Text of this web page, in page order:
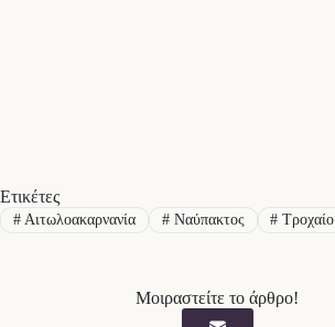
Ετικέτες
#Αιτωλοακαρνανία #Ναύπακτος # Τροχαίο
Μοιραστείτε το άρθρο!